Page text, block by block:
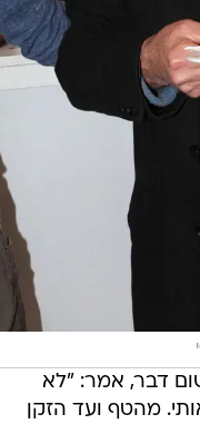
דבר, אמר: "לא
מהטף ועד הזקן